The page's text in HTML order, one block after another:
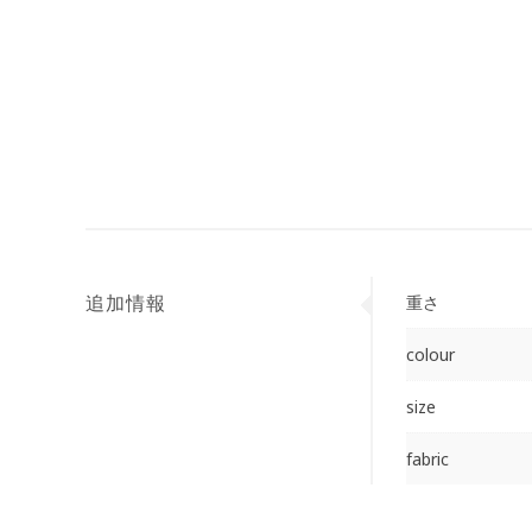
追加情報 重さ
colour
size
fabric